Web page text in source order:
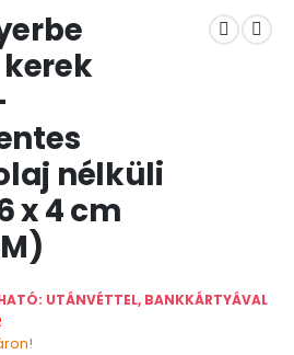
nélküli
x 4 cm
UTÁNVÉTTEL, BANKKÁRTYÁVAL